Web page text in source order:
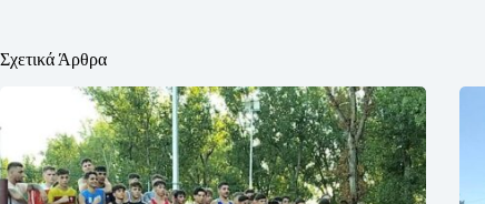
Σχετικά Άρθρα